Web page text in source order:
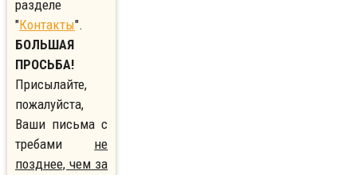
разделе
"Контакты".
БОЛЬШАЯ
ПРОСЬБА!
Присылайте,
пожалуйста,
Ваши письма с
требами не
позднее, чем за